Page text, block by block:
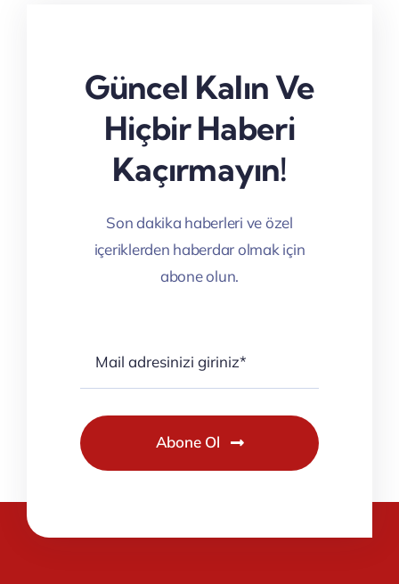
Güncel Kalın Ve
Hiçbir Haberi
Kaçırmayın!
Son dakika haberleri ve özel
içeriklerden haberdar olmak için
abone olun.
Abone Ol